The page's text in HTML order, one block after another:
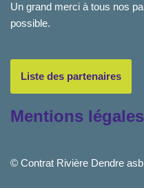
Un grand merci à tous nos
possible.
Liste des partenaires
Mentions légales
© Contrat Rivière Dendre